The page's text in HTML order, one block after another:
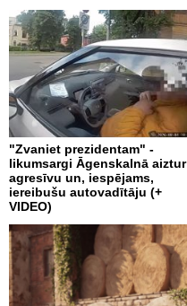
"Zvaniet prezidentam" -
likumsargi Āgenskalnā aiztur
agresīvu un, iespējams,
iereibušu autovadītāju (+
VIDEO)